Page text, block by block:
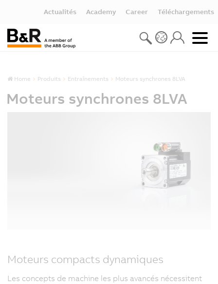
Actualités Academy Career Téléchargements
Home Produits Entraînements Moteurs synchrones 8LVA
Moteurs synchrones 8LVA
Moteurs compacts dynamiques
Les concepts de machine les plus avancés nécessitent